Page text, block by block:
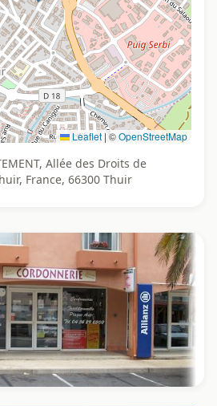
Leaflet |©OpenStreetMap
Allée des Droits de
France, 66300 Thuir